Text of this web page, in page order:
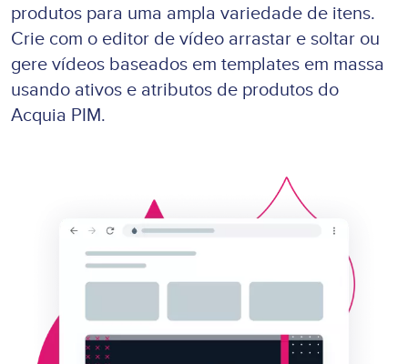
produtos para uma ampla variedade de itens.
Crie com o editor de vídeo arrastar e soltar ou
gere vídeos baseados em templates em massa
usando ativos e atributos de produtos do
Acquia PIM.